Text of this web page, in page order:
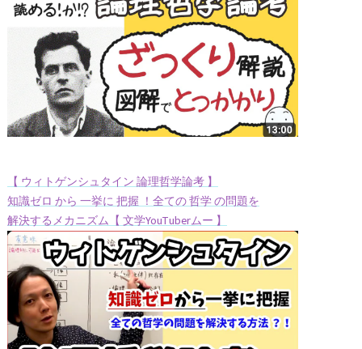
【 ウィトゲンシュタイン 論理哲学論考 】
知識ゼロ から 一挙に 把握 ！全ての 哲学 の問題を
解決するメカニズム【 文学YouTuberムー 】